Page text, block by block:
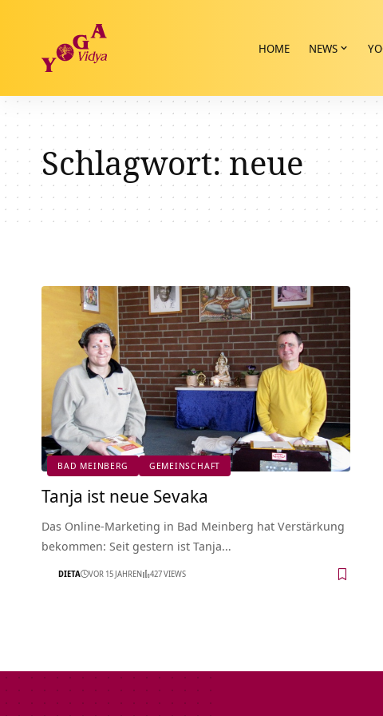
HOME NEWS
Schlagwort:neue
BAD MEINBERG GEMEINSCHAFT
Tanja ist neue Sevaka
Das Online-Marketing in Bad Meinberg hat Verstärkung
bekommen: Seit gestern ist Tanja…
DIETA VOR 15 JAHREN 427 VIEWS